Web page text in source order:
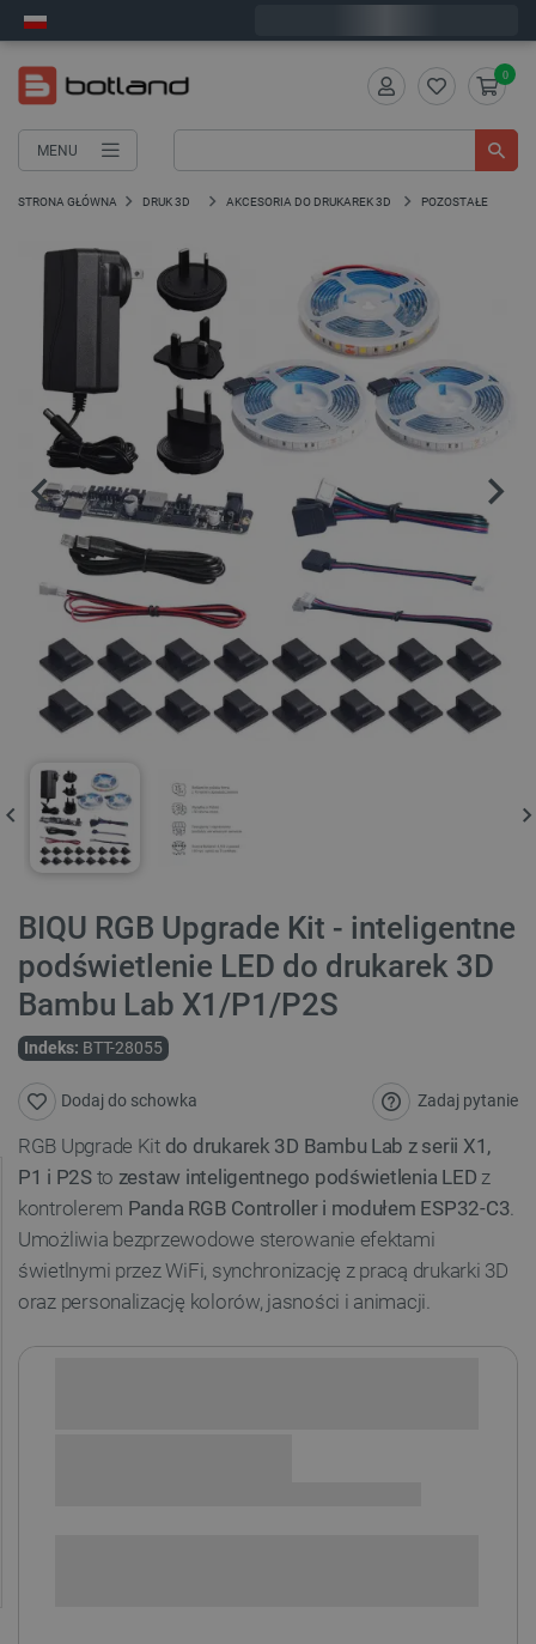
MENU
0
STRONA GŁÓWNA DRUK 3D AKCESORIA DO DRUKAREK 3D POZOSTAŁE
BIQU RGB Upgrade Kit - inteligentne
podświetlenie LED do drukarek 3D
Bambu Lab X1/P1/P2S
Indeks: BTT-28055
Zadaj pytanie
Dodaj do schowka
RGB Upgrade Kit do drukarek 3D Bambu Lab z serii X1,
P1 i P2Sto zestaw inteligentnego podświetlenia LED z
kontrolerem Panda RGB Controller i modułem ESP32-C3.
Umożliwia bezprzewodowe sterowanie efektami
świetlnymi przez WiFi, synchronizację z pracą drukarki 3D
oraz personalizację kolorów, jasności i animacji.